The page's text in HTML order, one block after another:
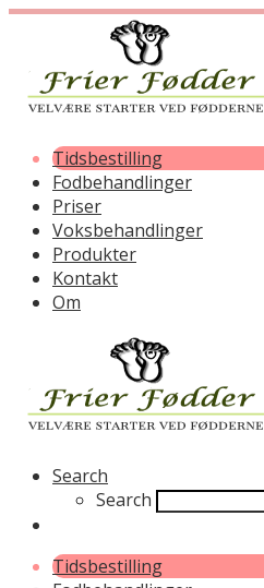
Tidsbestilling
Fodbehandlinger
Priser
Voksbehandlinger
Produkter
Kontakt
Om
Search
Search
Tidsbestilling